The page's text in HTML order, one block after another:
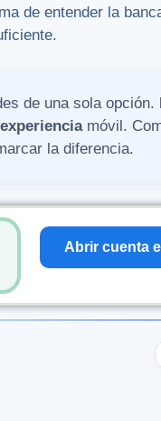
de entender la
de una sola opción.
experienciamóvil.
la diferencia.
Abrir cuenta